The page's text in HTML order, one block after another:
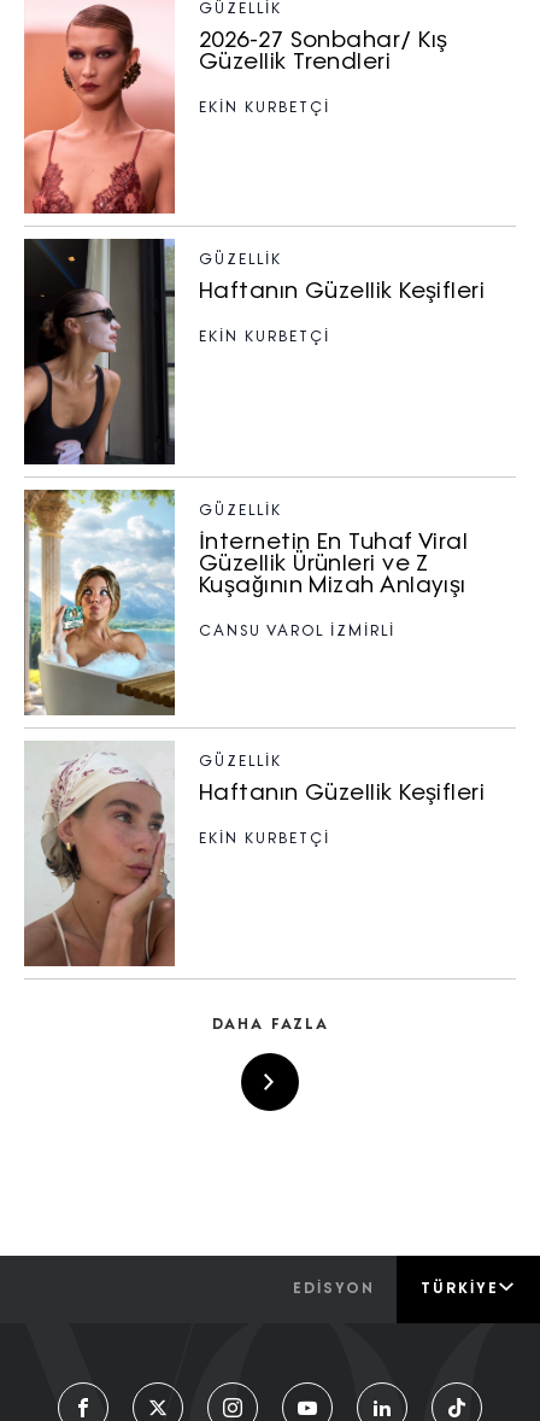
GÜZELLIK
2026-27 Sonbahar/ Kış
Güzellik Trendleri
EKİN KURBETÇİ
GÜZELLIK
Haftanın Güzellik Keşifleri
EKİN KURBETÇİ
GÜZELLIK
İnternetin En Tuhaf Viral
Güzellik Ürünleri ve Z
Kuşağının Mizah Anlayışı
CANSU VAROL İZMİRLİ
GÜZELLIK
Haftanın Güzellik Keşifleri
EKİN KURBETÇİ
DAHA FAZLA
EDİSYON TÜRKIYE